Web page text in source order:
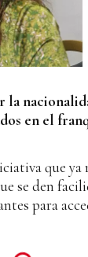
la
en el
que ya
se den
para